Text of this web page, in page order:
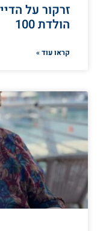
זרקור על
הולדת 100
קראו עוד »